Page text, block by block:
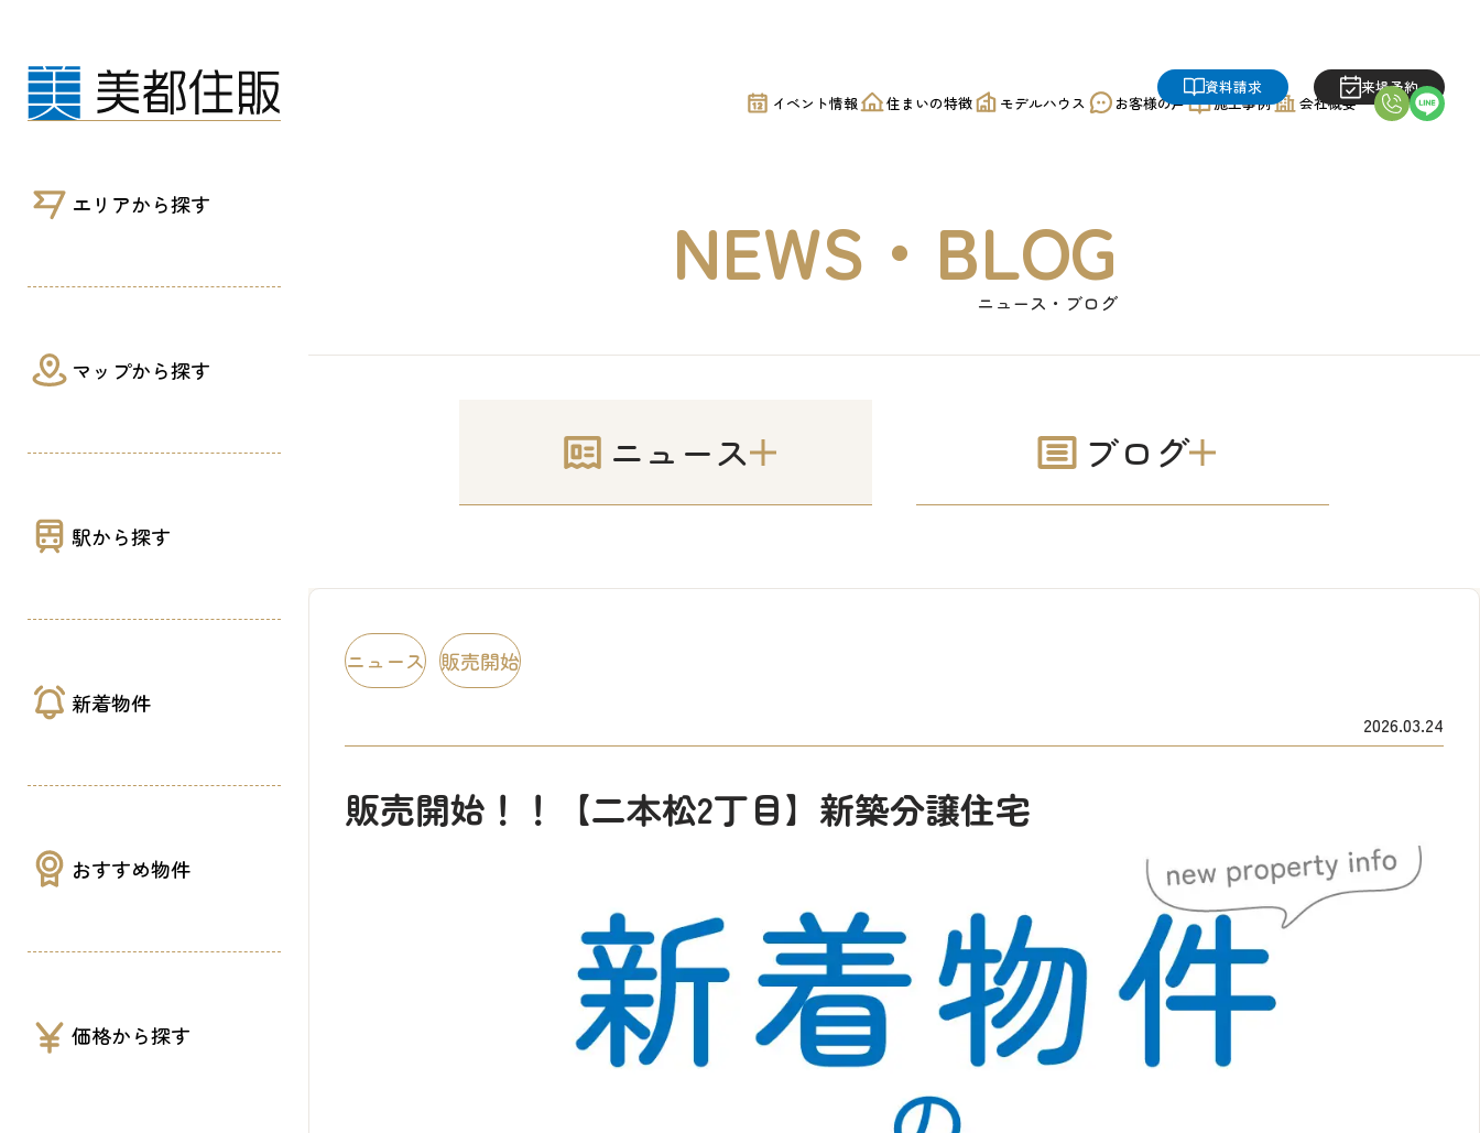
販売開始！！【二本松2丁目】新築分譲住宅｜美都住販
エリアから探す
マップから探す
駅から探す
新着物件
おすすめ物件
価格から探す
イベント情報 住まいの特徴 モデルハウス お客様の声 施工事例 会社概要
資料請求 来場予約
NEWS・BLOG
ニュース・ブログ
ニュース ブログ
ニュース 販売開始
2026.03.24
販売開始！！【二本松2丁目】新築分譲住宅